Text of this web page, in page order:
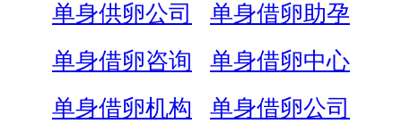
单身供卵公司
单身借卵助孕
单身借卵咨询
单身借卵中心
单身借卵机构
单身借卵公司